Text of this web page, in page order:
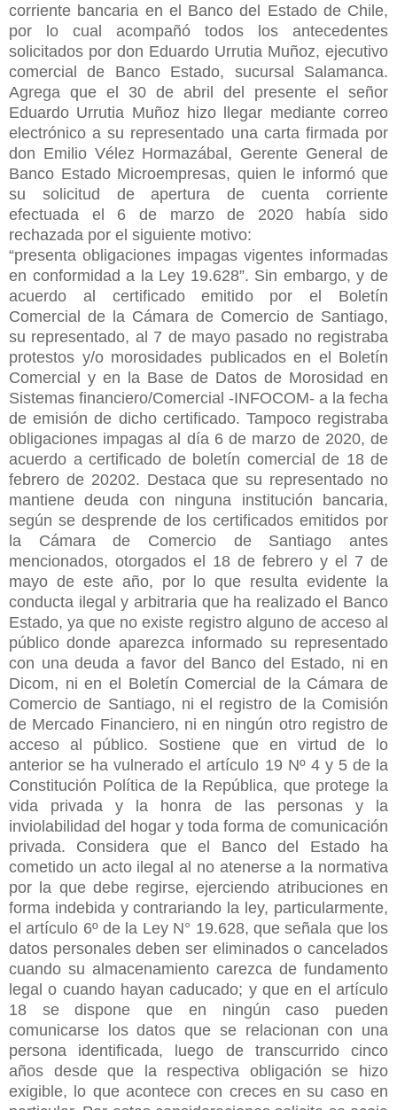
corriente bancaria en el Banco del Estado de Chile,
por lo cual acompañó todos los antecedentes
solicitados por don Eduardo Urrutia Muñoz, ejecutivo
comercial de Banco Estado, sucursal Salamanca.
Agrega que el 30 de abril del presente el señor
Eduardo Urrutia Muñoz hizo llegar mediante correo
electrónico a su representado una carta firmada por
don Emilio Vélez Hormazábal, Gerente General de
Banco Estado Microempresas, quien le informó que
su solicitud de apertura de cuenta corriente
efectuada el 6 de marzo de 2020 había sido
rechazada por el siguiente motivo:
“presenta obligaciones impagas vigentes informadas
en conformidad a la Ley 19.628”. Sin embargo, y de
acuerdo al certificado emitido por el Boletín
Comercial de la Cámara de Comercio de Santiago,
su representado, al 7 de mayo pasado no registraba
protestos y/o morosidades publicados en el Boletín
Comercial y en la Base de Datos de Morosidad en
Sistemas financiero/Comercial -INFOCOM- a la fecha
de emisión de dicho certificado. Tampoco registraba
obligaciones impagas al día 6 de marzo de 2020, de
acuerdo a certificado de boletín comercial de 18 de
febrero de 20202. Destaca que su representado no
mantiene deuda con ninguna institución bancaria,
según se desprende de los certificados emitidos por
la Cámara de Comercio de Santiago antes
mencionados, otorgados el 18 de febrero y el 7 de
mayo de este año, por lo que resulta evidente la
conducta ilegal y arbitraria que ha realizado el Banco
Estado, ya que no existe registro alguno de acceso al
público donde aparezca informado su representado
con una deuda a favor del Banco del Estado, ni en
Dicom, ni en el Boletín Comercial de la Cámara de
Comercio de Santiago, ni el registro de la Comisión
de Mercado Financiero, ni en ningún otro registro de
acceso al público. Sostiene que en virtud de lo
anterior se ha vulnerado el artículo 19 Nº 4 y 5 de la
Constitución Política de la República, que protege la
vida privada y la honra de las personas y la
inviolabilidad del hogar y toda forma de comunicación
privada. Considera que el Banco del Estado ha
cometido un acto ilegal al no atenerse a la normativa
por la que debe regirse, ejerciendo atribuciones en
forma indebida y contrariando la ley, particularmente,
el artículo 6º de la Ley N° 19.628, que señala que los
datos personales deben ser eliminados o cancelados
cuando su almacenamiento carezca de fundamento
legal o cuando hayan caducado; y que en el artículo
18 se dispone que en ningún caso pueden
comunicarse los datos que se relacionan con una
persona identificada, luego de transcurrido cinco
años desde que la respectiva obligación se hizo
exigible, lo que acontece con creces en su caso en